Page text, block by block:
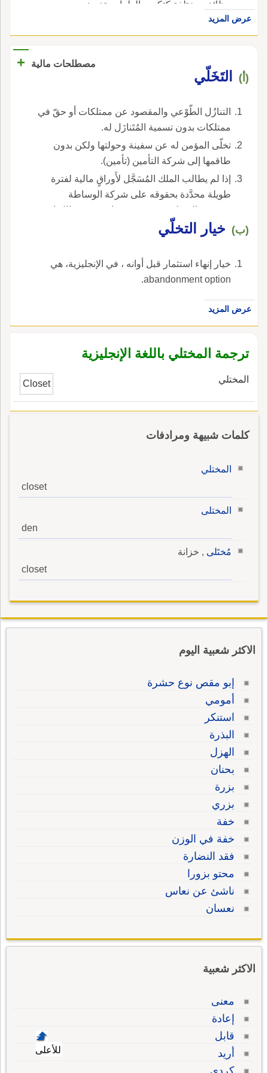
وظائف مختلفة كتكوين الطعام وتخزينه.
عرض المزيد
مصطلحات مالية +
(أ) التَخَلّي
التنازُل الطّوْعي والمقصود عن ممتلكات أو حقّ في
ممتلكات بدون تسمية المُتَنازَل له.
تخلّى المؤمن له عن سفينة وحولتها ولكن بدون
طاقمها إلى شركة التأمين (تأمين).
إذا لم يطالب الملك المُسَجَّل لأَوراقٍ مالية لفترة
طويلة محدَّدة بحقوقه على شركة الوساطة
وعجزت الشركة عن تحديد عنوانه، يعتبر مالكها
متنازلاً عنها طوعاً على سبيل التَقادم (د) الانسحاب-
الانسحاب من عقد آجل قابل للإلغاء بقصد شراء
أوراق مالية (ه) التنازُل عن حقوق بمقتضى عقد
خيار عند انتهائه (و) التخلّي- التّخَلّي عن مخلّفات
حادث يشمله التأمين (ز) التخلّي عن مُنْتَجٍ مُعَيَّن أو
(ب) خيار التخلّي
خيار إنهاء استثمار قبل أوانه ، في الإنجليزية، هي
abandonment option.
عرض المزيد
ترجمة المختلي باللغة الإنجليزية
المختلي Closet
كلمات شبيهة ومرادفات
المختلي
closet
المختلى
den
مُختَلى , خزانة
closet
الاكثر شعبية اليوم
إبو مقص نوع حشرة
أمومي
استنكر
البذرة
الهزل
بحنان
بزرة
بزري
خفة
خفة في الوزن
فقد النضارة
محتو بزورا
ناشئ عن نعاس
نعسان
الاكثر شعبية
معنى
إعادة
قابل
أريد
للأعلى